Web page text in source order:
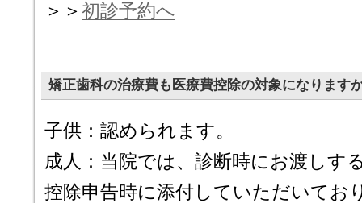
＞＞ 初診予約へ
矯正歯科の治療費も医療費控除の対象になります
子供：認められます。
成人：当院では、診断時にお渡しす
控除申告時に添付していただいてお